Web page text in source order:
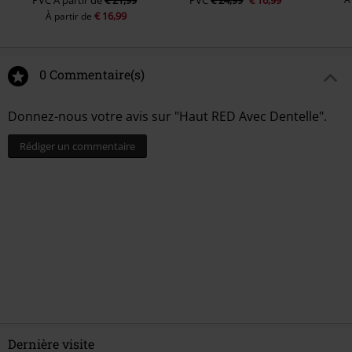
À partir de€ 16,99
0 Commentaire(s)
Donnez-nous votre avis sur "Haut RED Avec Dentelle".
Rédiger un commentaire
Dernière visite